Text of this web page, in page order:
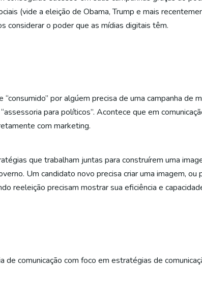
(vide a eleição de Obama, Trump e mais
considerar o poder que as mídias digitais têm.
por algúem precisa de uma campanha de
para políticos”. Acontece que em
com marketing.
que trabalham juntas para construírem uma
Um candidato novo precisa criar uma imagem, ou
reeleição precisam mostrar sua eficiência e
de comunicação com foco em estratégias de